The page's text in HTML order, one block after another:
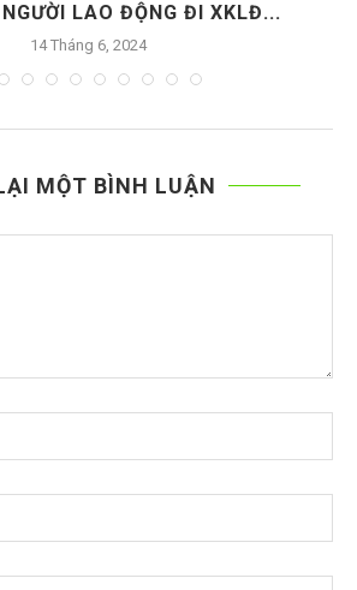
LAO ĐỘNG ĐI XKLĐ...
14 Tháng 6, 2024
MỘT BÌNH LUẬN